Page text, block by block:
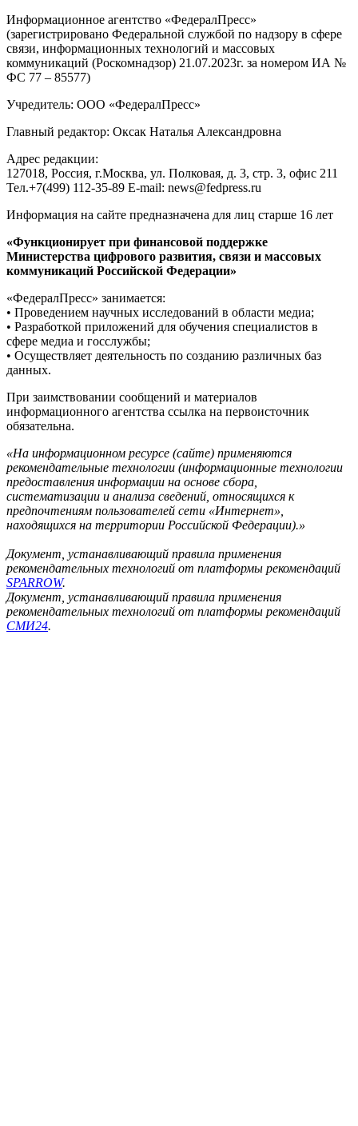
Информационное агентство «ФедералПресс»
(зарегистрировано Федеральной службой по надзору в сфере
связи, информационных технологий и массовых
коммуникаций (Роскомнадзор) 21.07.2023г. за номером ИА №
ФС 77 – 85577)
Учредитель: ООО «ФедералПресс»
Главный редактор: Оксак Наталья Александровна
Адрес редакции:
127018, Россия, г.Москва, ул. Полковая, д. 3, стр. 3, офис 211
Тел.+7(499) 112-35-89 E-mail: news@fedpress.ru
Информация на сайте предназначена для лиц старше 16 лет
«Функционирует при финансовой поддержке
Министерства цифрового развития, связи и массовых
коммуникаций Российской Федерации»
«ФедералПресс» занимается:
• Проведением научных исследований в области медиа;
• Разработкой приложений для обучения специалистов в
сфере медиа и госслужбы;
• Осуществляет деятельность по созданию различных баз
данных.
При заимствовании сообщений и материалов
информационного агентства ссылка на первоисточник
обязательна.
«На информационном ресурсе (сайте) применяются
рекомендательные технологии (информационные технологии
предоставления информации на основе сбора,
систематизации и анализа сведений, относящихся к
предпочтениям пользователей сети «Интернет»,
находящихся на территории Российской Федерации).»
Документ, устанавливающий правила применения
рекомендательных технологий от платформы рекомендаций
SPARROW.
Документ, устанавливающий правила применения
рекомендательных технологий от платформы рекомендаций
СМИ24.